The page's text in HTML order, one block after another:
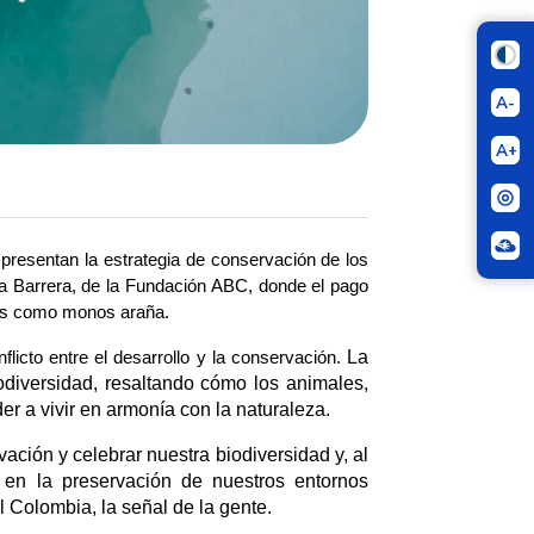
A-
A+
la estrategia de conservación de los
Barrera, de la Fundación ABC, donde el pago
como monos araña.
entre el desarrollo y la conservación. La
resaltando cómo los animales,
a vivir en armonía con la naturaleza.
y celebrar nuestra biodiversidad y, al
la preservación de nuestros entornos
Colombia, la señal de la gente.